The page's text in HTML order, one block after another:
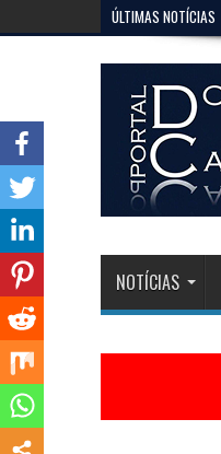
ÚLTIMAS NOTÍCIAS
NOTÍCIAS